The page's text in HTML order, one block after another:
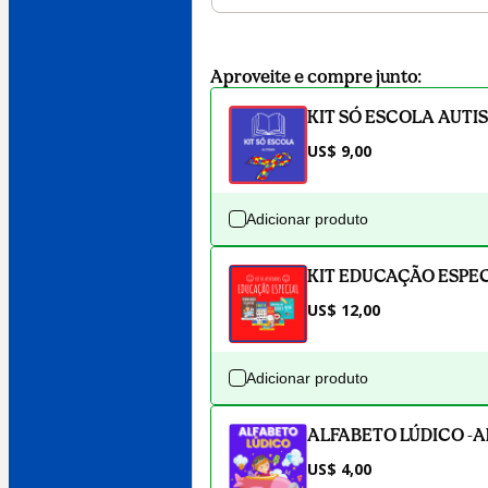
Aproveite e compre junto:
KIT SÓ ESCOLA
US$ 9,00
Adicionar produto
KIT EDUCAÇÃO
US$ 12,00
Adicionar produto
ALFABETO LÚDICO
US$ 4,00